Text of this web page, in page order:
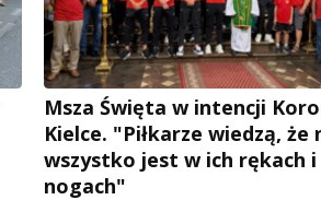
Msza Święta w intencji
Kielce. "Piłkarze wiedzą, że
wszystko jest w ich rękach i
nogach"